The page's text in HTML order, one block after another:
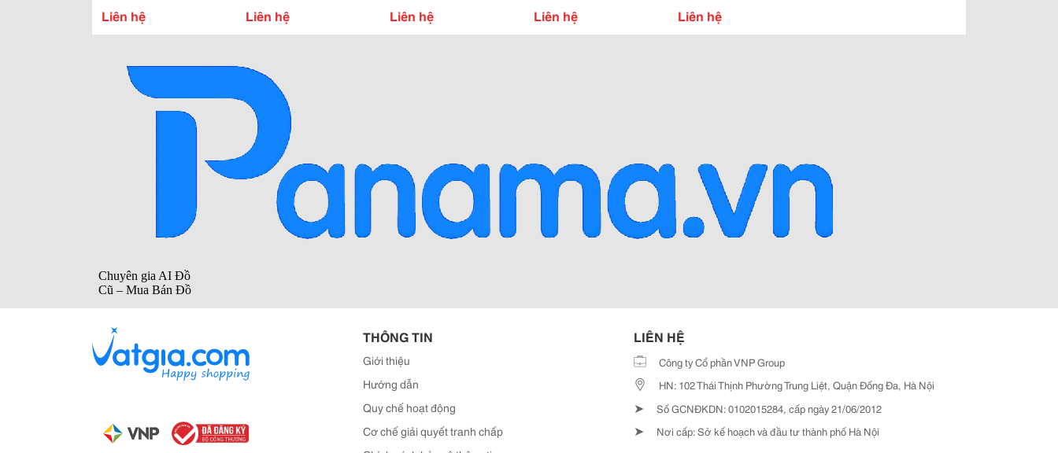
Liên hệ Liên hệ Liên hệ Liên hệ Liên hệ
THÔNG TIN
Giới thiệu
Hướng dẫn
Quy chế hoạt động
Cơ chế giải quyết tranh chấp
LIÊN HỆ
Công ty Cổ phần VNP Group
HN: 102 Thái Thịnh Phường Trung Liệt, Quận Đống Đa, Hà Nội
➤ Số GCNĐKDN: 0102015284, cấp ngày 21/06/2012
➤ Nơi cấp: Sở kế hoạch và đầu tư thành phố Hà Nội